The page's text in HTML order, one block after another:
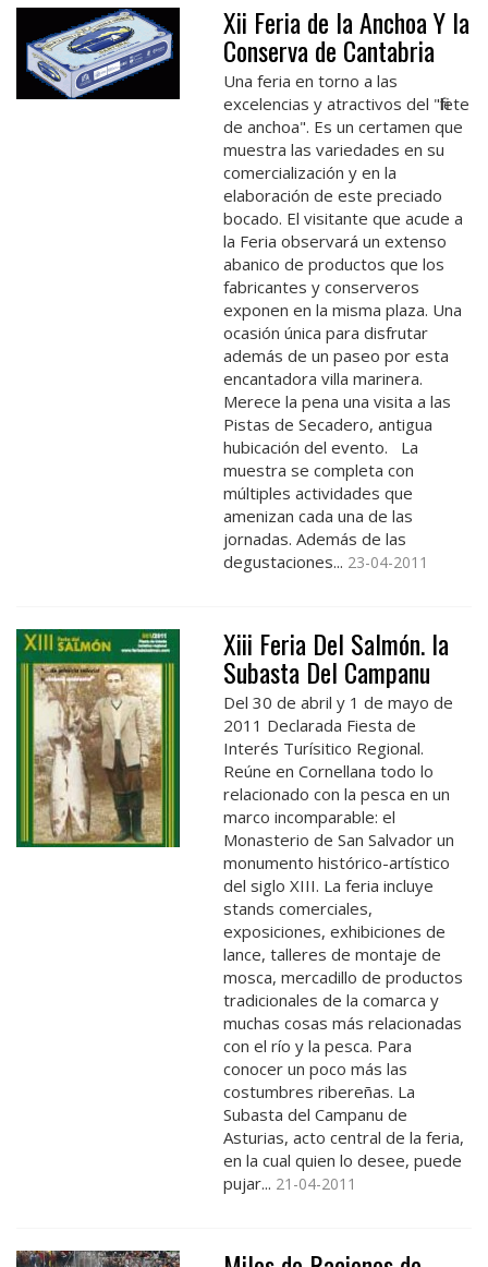
Xii Feria de la Anchoa Y la
Conserva de Cantabria
Una feria en torno a las
excelencias y atractivos del "filete
de anchoa". Es un certamen que
muestra las variedades en su
comercialización y en la
elaboración de este preciado
bocado. El visitante que acude a
la Feria observará un extenso
abanico de productos que los
fabricantes y conserveros
exponen en la misma plaza. Una
ocasión única para disfrutar
además de un paseo por esta
encantadora villa marinera.
Merece la pena una visita a las
Pistas de Secadero, antigua
hubicación del evento. La
muestra se completa con
múltiples actividades que
amenizan cada una de las
jornadas. Además de las
degustaciones... 23-04-2011
Xiii Feria Del Salmón. la
Subasta Del Campanu
Del 30 de abril y 1 de mayo de
2011 Declarada Fiesta de
Interés Turísitico Regional.
Reúne en Cornellana todo lo
relacionado con la pesca en un
marco incomparable: el
Monasterio de San Salvador un
monumento histórico-artístico
del siglo XIII. La feria incluye
stands comerciales,
exposiciones, exhibiciones de
lance, talleres de montaje de
mosca, mercadillo de productos
tradicionales de la comarca y
muchas cosas más relacionadas
con el río y la pesca. Para
conocer un poco más las
costumbres ribereñas. La
Subasta del Campanu de
Asturias, acto central de la feria,
en la cual quien lo desee, puede
pujar... 21-04-2011